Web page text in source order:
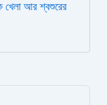
খেলা আর শ্বশুরের